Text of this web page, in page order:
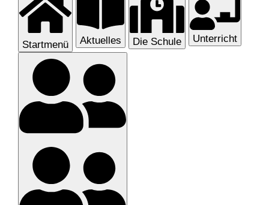
Startmenü Aktuelles Die Schule Unterricht